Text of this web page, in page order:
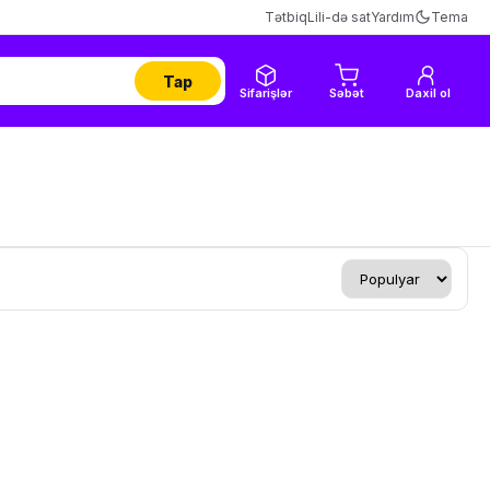
TətbiqLili-də satYardım Tema
Tap
Sifarişlər Səbət Daxil ol